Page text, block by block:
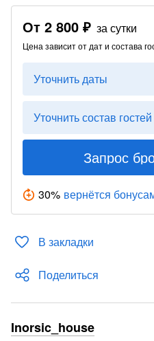
От 2 800 ₽ за сутки
Цена зависит от дат и состава
Уточнить даты
Уточнить состав гостей
Запрос
30% вернётся
В закладки
Поделиться
Inorsic_house